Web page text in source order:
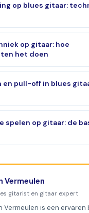
op blues gitaar:
op gitaar: hoe
het doen
en pull-off in blues
spelen op gitaar: de
Vermeulen
gitarist en gitaar expert
Vermeulen is een ervaren